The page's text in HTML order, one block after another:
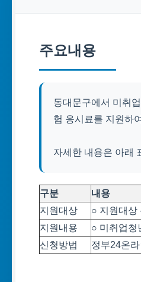
주요내용
동대문구에서 미취
험 응시료를 지원하
자세한 내용은 아래
구분 내용
지원대상
○ 지원대상
지원내용
○ 미취업청
신청방법
정부24온